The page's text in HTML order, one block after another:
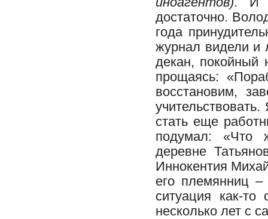
достаточно.
года
журнал видели и
декан, покойный
прощаясь:
восстановим,
стать еще
подумал: «Что
деревне
Иннокентия
его племянниц
ситуация как-то
несколько лет с